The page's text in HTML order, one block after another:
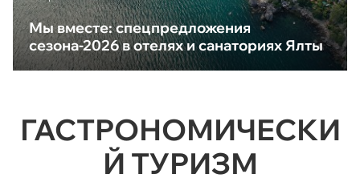
Мы вместе: спецпредложения
сезона-2026 в отелях и санаториях Ялты
ГАСТРОНОМИЧЕСКИ
Й ТУРИЗМ